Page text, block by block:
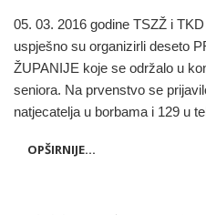
05. 03. 2016 godine TSZŽ i
uspješno su organizirli deseto
ŽUPANIJE koje se održalo u
seniora. Na prvenstvo se
natjecatelja u borbama i 129 u
OPŠIRNIJE...